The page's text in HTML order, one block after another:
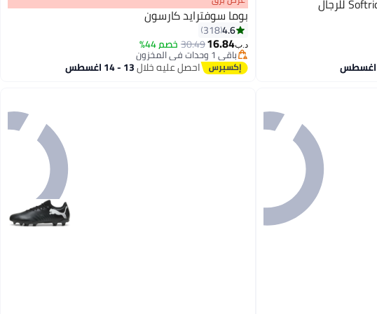
بوما سوفترايد كارسون
4.6
318
د.ب‏16.84
30.49 خصم 44%
باقي 1 وحدات في المخزون
باقي 1 وحدات في المخزون احصل عليه خلال13 - 14 اغسطس